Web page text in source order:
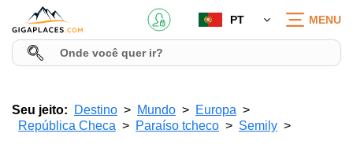
PT MENU
Seu jeito: Destino Mundo
Europa
República Checa
Paraíso tcheco Semily